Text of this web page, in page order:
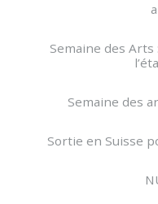
Semaine des
Semaine des
Sortie en Suisse